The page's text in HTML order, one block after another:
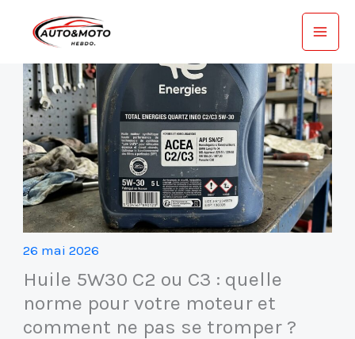
26 mai 2026
Huile 5W30 C2 ou C3 : quelle
norme pour votre moteur et
comment ne pas se tromper ?